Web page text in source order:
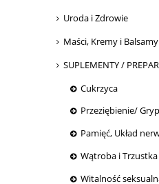
Uroda i Zdrowie
Maści, Kremy i Balsamy
SUPLEMENTY /
Cukrzyca
Przeziębienie/
Pamięć, Układ
Wątroba i Trzustka
Witalność